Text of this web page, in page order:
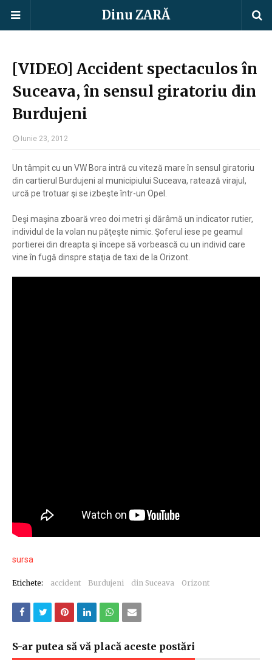
Dinu ZARĂ
[VIDEO] Accident spectaculos în
Suceava, în sensul giratoriu din
Burdujeni
Iunie 23, 2012
Un tâmpit cu un VW Bora intră cu viteză mare în sensul giratoriu
din cartierul Burdujeni al municipiului Suceava, ratează virajul,
urcă pe trotuar şi se izbeşte într-un Opel.
Deşi maşina zboară vreo doi metri şi dărâmă un indicator rutier,
individul de la volan nu păţeşte nimic. Şoferul iese pe geamul
portierei din dreapta şi începe să vorbească cu un individ care
vine în fugă dinspre staţia de taxi de la Orizont.
sursa
Etichete: accident Burdujeni din Suceava Orizont
S-ar putea să vă placă aceste postări